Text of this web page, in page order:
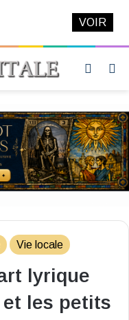
Switch
Vie locale
lyrique
les petits
VOIR